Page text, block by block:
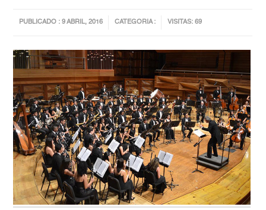
PUBLICADO : 9 ABRIL, 2016 CATEGORIA : VISITAS: 69